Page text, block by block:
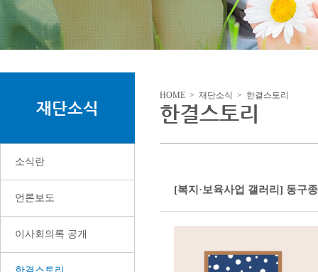
재단소식
소식란
언론보도
이사회의록 공개
HOME > 재단소식 > 한결스토리
한결스토리
[복지·보육사업 갤러리] 동구